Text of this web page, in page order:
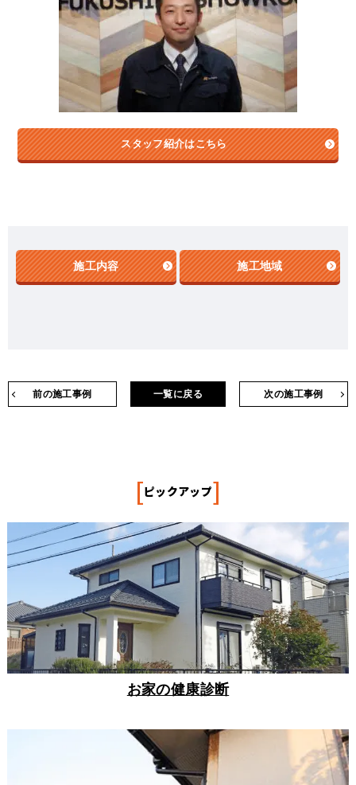
スタッフ紹介はこちら
施工内容 施工地域
前の施工事例 次の施工事例
一覧に戻る
[ピックアップ]
お家の健康診断